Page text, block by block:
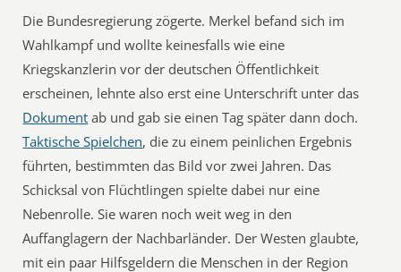
Die Bundesregierung zögerte. Merkel befand sich im
Wahlkampf und wollte keinesfalls wie eine
Kriegskanzlerin vor der deutschen Öffentlichkeit
erscheinen, lehnte also erst eine Unterschrift unter das
Dokument ab und gab sie einen Tag später dann doch.
Taktische Spielchen, die zu einem peinlichen Ergebnis
führten, bestimmten das Bild vor zwei Jahren. Das
Schicksal von Flüchtlingen spielte dabei nur eine
Nebenrolle. Sie waren noch weit weg in den
Auffanglagern der Nachbarländer. Der Westen glaubte,
mit ein paar Hilfsgeldern die Menschen in der Region